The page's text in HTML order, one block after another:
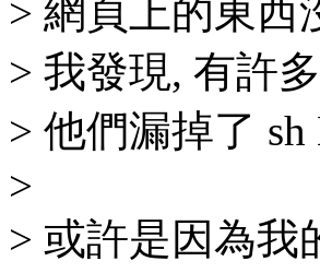
> 網頁上的東西
> 我發現, 有許
> 他們漏掉了
>
> 或許是因為我